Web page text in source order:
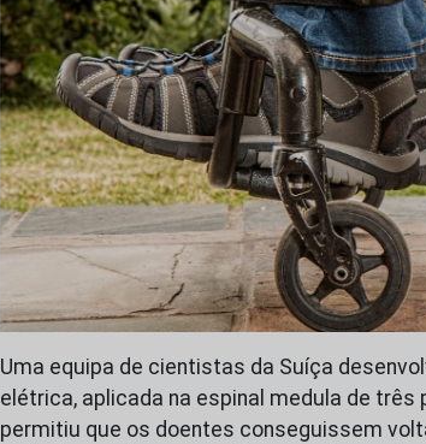
Uma equipa de cientistas da Suíça
elétrica, aplicada na espinal medula de
permitiu que os doentes conseguissem